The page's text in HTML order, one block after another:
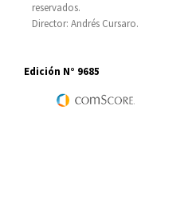
reservados.
Director: Andrés Cursaro.
Edición N° 9685